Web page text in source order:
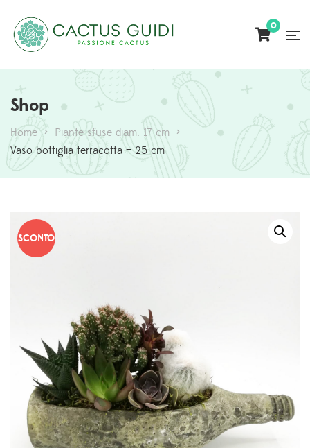
0
Shop
Home > Piante sfuse diam. 17 cm >
Vaso bottiglia terracotta – 25 cm
SCONTO